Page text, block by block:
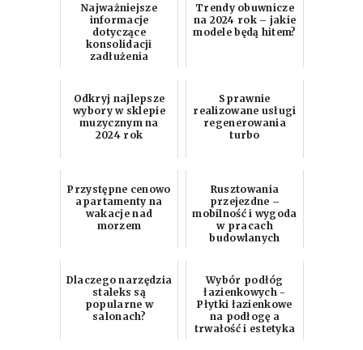
Najważniejsze
informacje
dotyczące
konsolidacji
zadłużenia
Trendy obuwnicze
na 2024 rok – jakie
modele będą hitem?
Odkryj najlepsze
wybory w sklepie
muzycznym na
2024 rok
Sprawnie
realizowane usługi
regenerowania
turbo
Przystępne cenowo
apartamenty na
wakacje nad
morzem
Rusztowania
przejezdne –
mobilność i wygoda
w pracach
budowlanych
Dlaczego narzędzia
staleks są
popularne w
salonach?
Wybór podłóg
łazienkowych -
Płytki łazienkowe
na podłogę a
trwałość i estetyka